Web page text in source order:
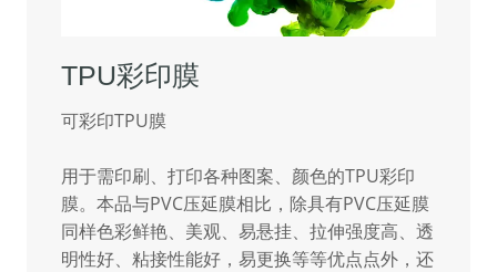
TPU彩印膜
可彩印TPU膜
用于需印刷、打印各种图案、颜色的TPU彩印
膜。本品与PVC压延膜相比，除具有PVC压延膜
同样色彩鲜艳、美观、易悬挂、拉伸强度高、透
明性好、粘接性能好，易更换等等优点点外，还